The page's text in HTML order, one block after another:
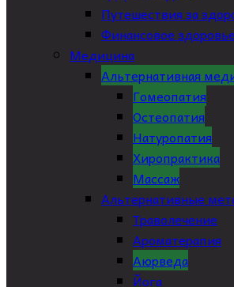
Путешествия за
Финансовое здоровье
Медицина
Альтернативная
Гомеопатия
Остеопатия
Натуропатия
Хиропрактика
Массаж
Альтернативные
Траволечение
Ароматерапия
Аюрведа
Йога